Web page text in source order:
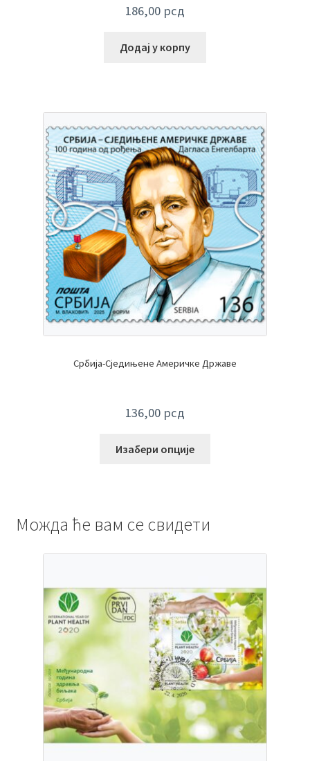
186,00 рсд
Додај у корпу
Србија-Сједињене Америчке Државе
136,00 рсд
Изабери опције
Можда ће вам се свидети